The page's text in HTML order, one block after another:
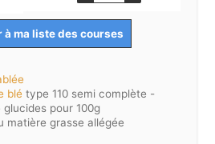
à ma liste des courses
blé type 110 semi complète -
pour 100g
matière grasse allégée